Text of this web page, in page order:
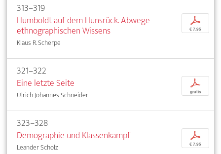
313–319
Humboldt auf dem Hunsrück. Abwege
ethnographischen Wissens
Klaus R. Scherpe
p
€ 7,95
321–322
Eine letzte Seite
Ulrich Johannes Schneider
p
gratis
323–328
Demographie und Klassenkampf
Leander Scholz
p
€ 7,95